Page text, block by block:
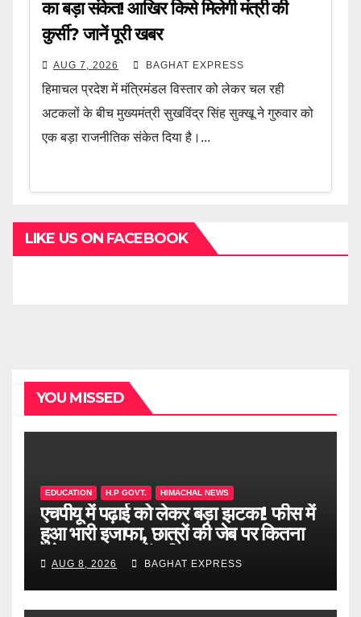
का बड़ा संकेत! आखिर किसे मिलेगी मंत्री की
कुर्सी? जानें पूरी खबर
AUG 7, 2026 BAGHAT EXPRESS
हिमाचल प्रदेश में मंत्रिमंडल विस्तार को लेकर चल रही
अटकलों के बीच मुख्यमंत्री सुखविंद्र सिंह सुक्खू ने गुरुवार को
एक बड़ा राजनीतिक संकेत दिया है।...
LIKE US ON FACEBOOK
YOU MISSED
EDUCATION H.P GOVT. HIMACHAL NEWS
एचपीयू में पढ़ाई को लेकर बड़ा झटका! फीस में
हुआ भारी इजाफा, छात्रों की जेब पर कितना
पड़ेगा असर? जानें पूरी खबर
AUG 8, 2026 BAGHAT EXPRESS